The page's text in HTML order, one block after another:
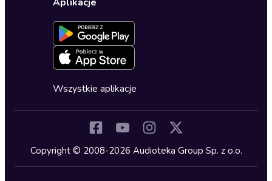
Dla młodzieży
Kryminały
Lektury szkolne
Formularz zgłaszania nielegalnych treści
Deklaracja dostępności
Oferta dla firm i bibliotek
Dołącz do newslettera
Blog
Zapowiedzi
Cykle audiobooków
Wszystkie aplikacje
Copyright © 2008-2026 Audioteka Group Sp. z o.o.